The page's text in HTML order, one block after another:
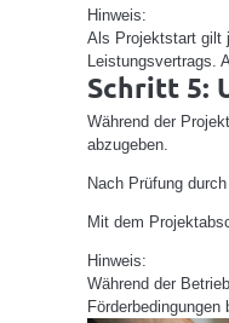
Hinweis:
Als Projektstart gilt
Leistungsvertrags.
Schritt 5:
Während der
abzugeben.
Nach Prüfung
Mit dem
Hinweis:
Während der
Förderbedingungen